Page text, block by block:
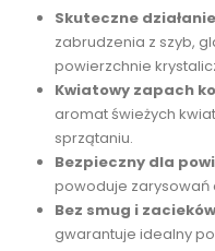
Skuteczne
zabrudzenia z szyb,
powierzchnie
Kwiatowy zapach
aromat świeżych
sprzątaniu.
Bezpieczny dla
powoduje zarysowań
Bez smug i
gwarantuje idealny